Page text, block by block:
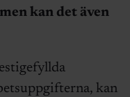
kan det även
kan